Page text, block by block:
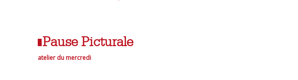
Pause Picturale
atelier du mercredi